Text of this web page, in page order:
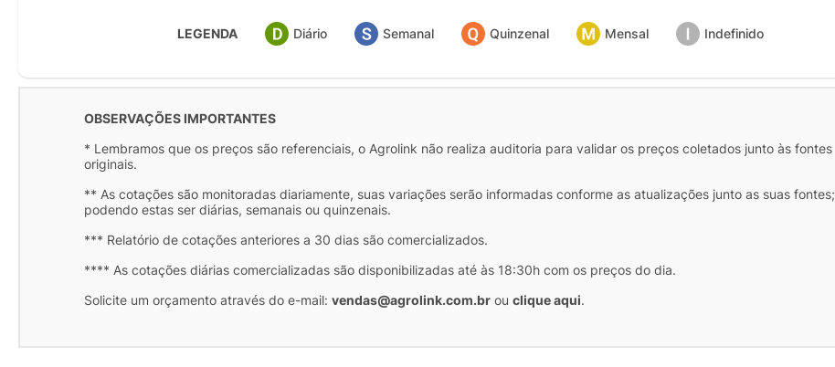
LEGENDA Diário Semanal Quinzenal Mensal Indefinido
OBSERVAÇÕES IMPORTANTES
* Lembramos que os preços são referenciais, o Agrolink não realiza auditoria para validar os preços coletados junto às fontes
originais.
** As cotações são monitoradas diariamente, suas variações serão informadas conforme as atualizações junto as suas fontes;
podendo estas ser diárias, semanais ou quinzenais.
*** Relatório de cotações anteriores a 30 dias são comercializados.
**** As cotações diárias comercializadas são disponibilizadas até às 18:30h com os preços do dia.
Solicite um orçamento através do e-mail: vendas@agrolink.com.br ou clique aqui.